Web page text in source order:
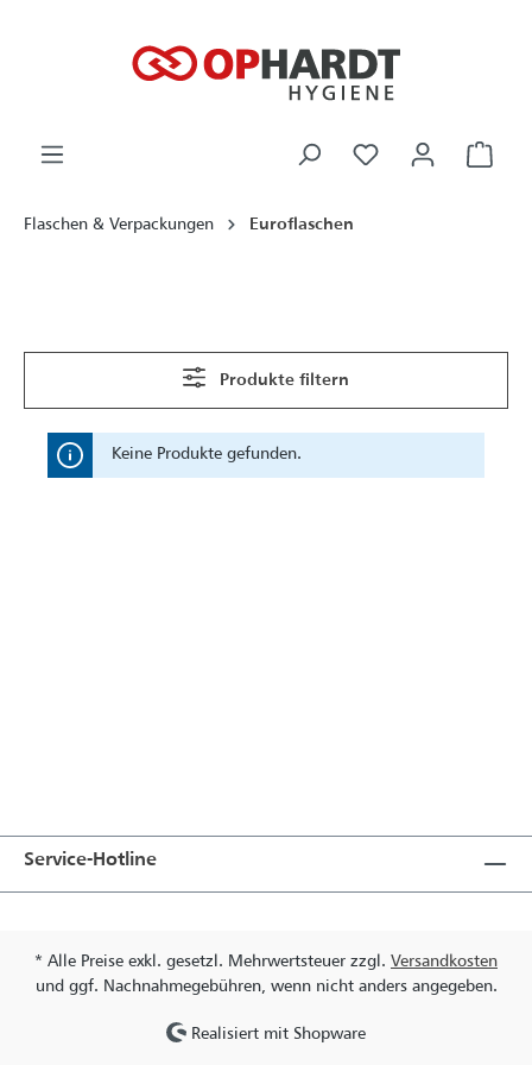
Flaschen & Verpackungen Euroflaschen
Produkte filtern
Keine Produkte gefunden.
Service-Hotline
* Alle Preise exkl. gesetzl. Mehrwertsteuer zzgl. Versandkosten
und ggf. Nachnahmegebühren, wenn nicht anders angegeben.
Realisiert mit Shopware